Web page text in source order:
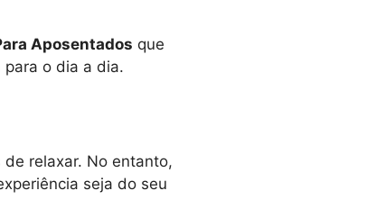
Aposentados que
o dia a dia.
relaxar. No entanto,
seja do seu